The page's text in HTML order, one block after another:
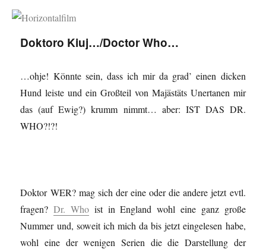
Horizontalfilm
Doktoro Kiuj…/Doctor Who…
…ohje! Könnte sein, dass ich mir da grad’ einen dicken
Hund leiste und ein Großteil von Majästäts Unertanen mir
das (auf Ewig?) krumm nimmt… aber: IST DAS DR.
WHO?!?!
Doktor WER? mag sich der eine oder die andere jetzt evtl.
fragen?Dr. Who ist in England wohl eine ganz große
Nummer und, soweit ich mich da bis jetzt eingelesen habe,
wohl eine der wenigen Serien die die Darstellung der